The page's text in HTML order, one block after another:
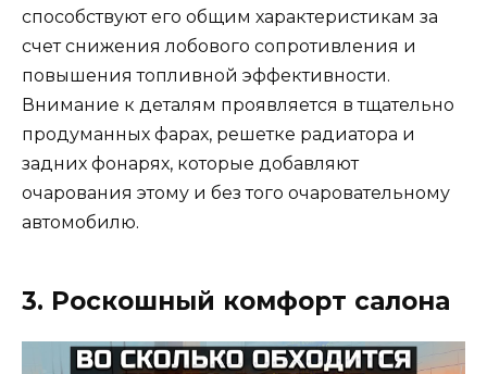
способствуют его общим характеристикам за
счет снижения лобового сопротивления и
повышения топливной эффективности.
Внимание к деталям проявляется в тщательно
продуманных фарах, решетке радиатора и
задних фонарях, которые добавляют
очарования этому и без того очаровательному
автомобилю.
3. Роскошный комфорт салона